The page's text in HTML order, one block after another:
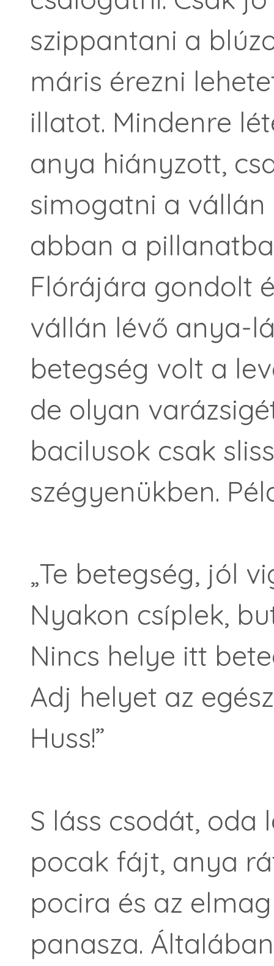
szippantani a
máris érezni
illatot. Mindenre
anya hiányzott,
simogatni a
abban a
Flórájára gondolt
vállán lévő anya-
betegség volt a
de olyan
bacilusok csak
szégyenükben.
„Te betegség, jól
Nyakon csíplek,
Nincs helye itt
Adj helyet az
Huss!”
S láss csodát, oda
pocak fájt, anya
pocira és az
panasza.